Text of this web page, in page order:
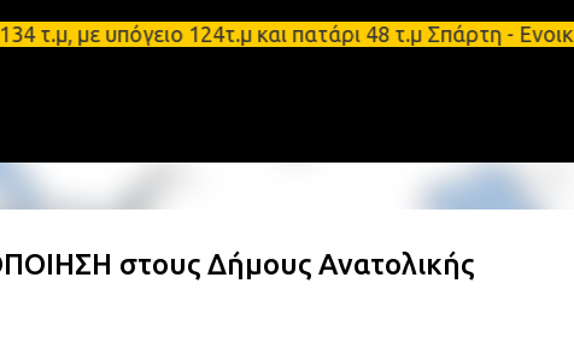
Μετάβαση στο κύριο περιεχόμενο
υπόγειο 124τ.μ και πατάρι 48 τ.μ Σπάρτη -
στους Δήμους Ανατολικής